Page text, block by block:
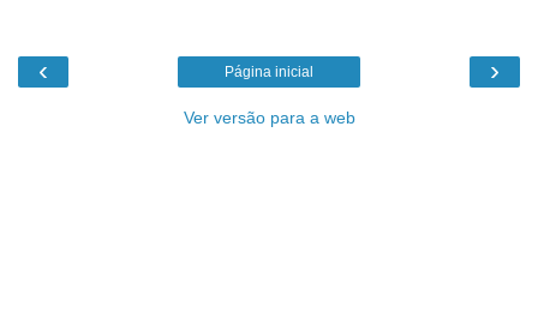
‹ ›
Página inicial
Ver versão para a web